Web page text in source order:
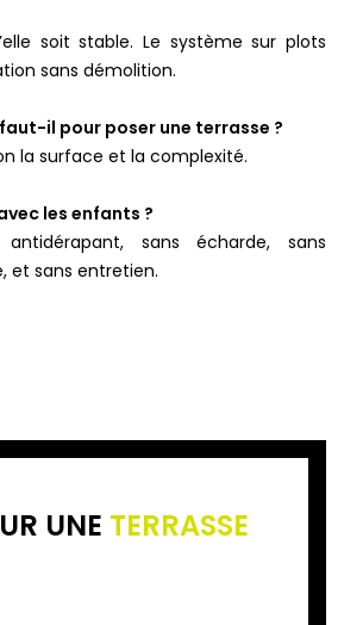
soit stable. Le système sur plots
sans démolition.
il pour poser une terrasse ?
la surface et la complexité.
les enfants ?
antidérapant, sans écharde, sans
et sans entretien.
UNE TERRASSE